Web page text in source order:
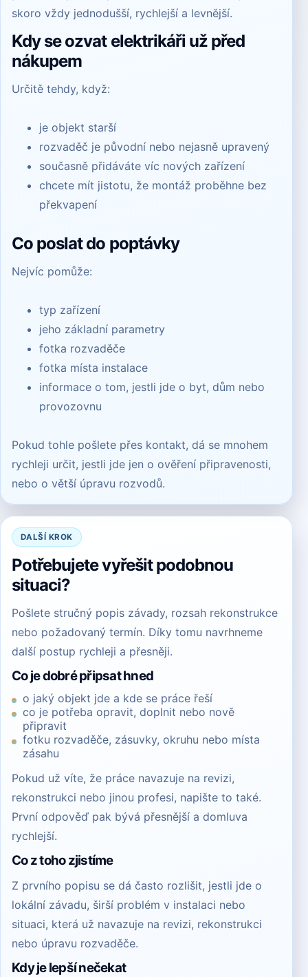
skoro vždy jednodušší, rychlejší a levnější.
Kdy se ozvat elektrikáři už před
nákupem
Určitě tehdy, když:
je objekt starší
rozvaděč je původní nebo nejasně upravený
současně přidáváte víc nových zařízení
chcete mít jistotu, že montáž proběhne bez
překvapení
Co poslat do poptávky
Nejvíc pomůže:
typ zařízení
jeho základní parametry
fotka rozvaděče
fotka místa instalace
informace o tom, jestli jde o byt, dům nebo
provozovnu
Pokud tohle pošlete přes kontakt, dá se mnohem
rychleji určit, jestli jde jen o ověření připravenosti,
nebo o větší úpravu rozvodů.
DALŠÍ KROK
Potřebujete vyřešit podobnou
situaci?
Pošlete stručný popis závady, rozsah rekonstrukce
nebo požadovaný termín. Díky tomu navrhneme
další postup rychleji a přesněji.
Co je dobré připsat hned
o jaký objekt jde a kde se práce řeší
co je potřeba opravit, doplnit nebo nově
připravit
fotku rozvaděče, zásuvky, okruhu nebo místa
zásahu
Pokud už víte, že práce navazuje na revizi,
rekonstrukci nebo jinou profesi, napište to také.
První odpověď pak bývá přesnější a domluva
rychlejší.
Co z toho zjistíme
Z prvního popisu se dá často rozlišit, jestli jde o
lokální závadu, širší problém v instalaci nebo
situaci, která už navazuje na revizi, rekonstrukci
nebo úpravu rozvaděče.
Kdy je lepší nečekat